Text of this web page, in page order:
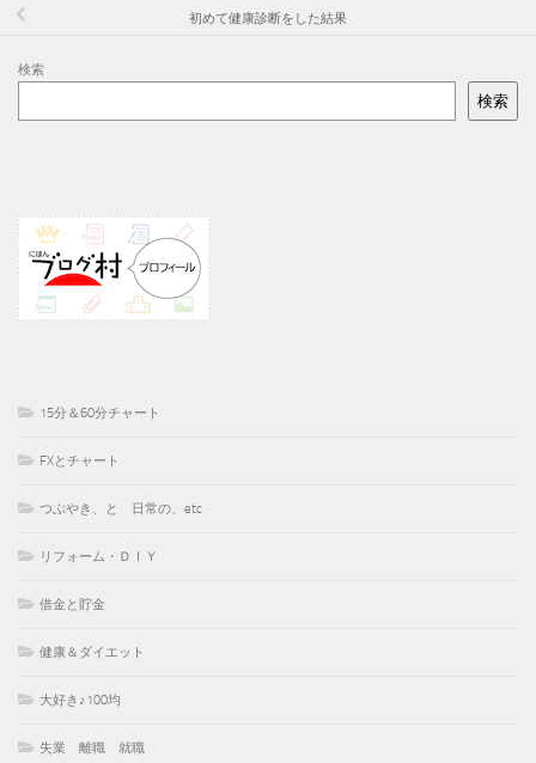
初めて健康診断をした結果
検索
検索
15分＆60分チャート
FXとチャート
つぶやき、と 日常の、etc
リフォーム・ＤＩＹ
借金と貯金
健康＆ダイエット
大好き♪100均
失業 離職 就職